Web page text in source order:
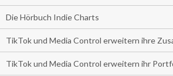
Die Hörbuch Indie Charts
TikTok und Media Control erweitern ihre
TikTok und Media Control erweitern ihr